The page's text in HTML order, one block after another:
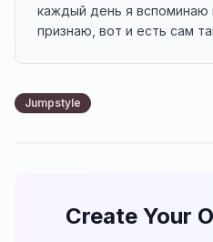
каждый день я вспоминаю
признаю, вот и есть сам
Jumpstyle
Create Your